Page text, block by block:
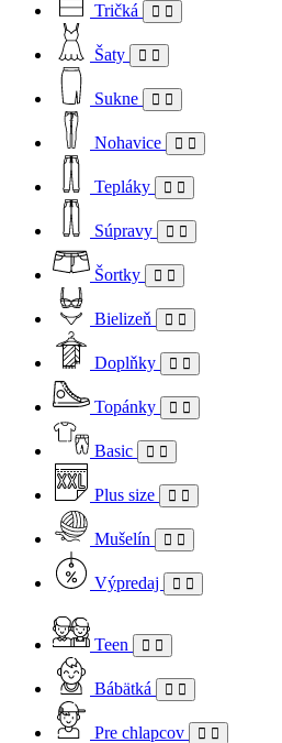
Tričká
Šaty
Sukne
Nohavice
Tepláky
Súpravy
Šortky
Bielizeň
Doplňky
Topánky
Basic
Plus size
Mušelín
Výpredaj
Teen
Bábätká
Pre chlapcov